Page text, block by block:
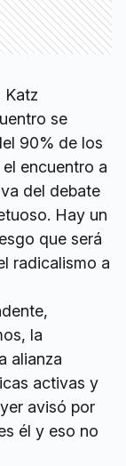
Katz
se
90% de los
encuentro a
del debate
Hay un
que será
radicalismo a
la
alianza
activas y
avisó por
él y eso no